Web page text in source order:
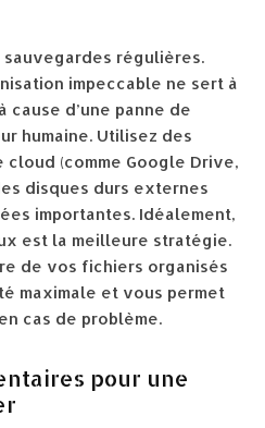
sauvegardes régulières.
impeccable ne sert à
d’une panne de
humaine. Utilisez des
(comme Google Drive,
disques durs externes
importantes. Idéalement,
est la meilleure stratégie.
de vos fichiers organisés
maximale et vous permet
cas de problème.
pour une